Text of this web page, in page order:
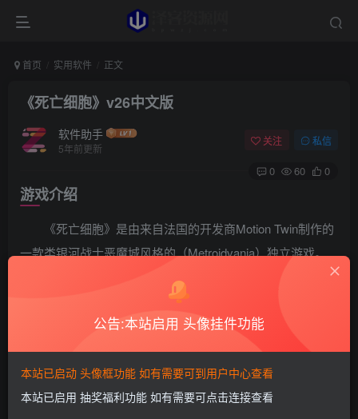
首页 实用软件 正文
《死亡细胞》v26中文版
软件助手
5年前更新
关注 私信
0 60 0
游戏介绍
《死亡细胞》是由来自法国的开发商Motion Twin制作的
一款类银河战士恶魔城风格的（Metroidvania）独立游戏。
本作在Metroidvania的基础上融合了roguelike，最大的特点是
没有存档检查点，一旦死亡，就需要从头开始，从头面临全
新的挑战。在游戏中玩家扮演一群“有意识的细胞”，在这个
不断变化的岛屿上，死亡只是开始，岛屿中同样也隐藏着惊
人的秘密等待你去挖掘。
游戏视频
公告:本站启用 头像挂件功能
本站已启动 头像框功能 如有需要可到用户中心查看
本站已启用 抽奖福利功能 如有需要可点击连接查看